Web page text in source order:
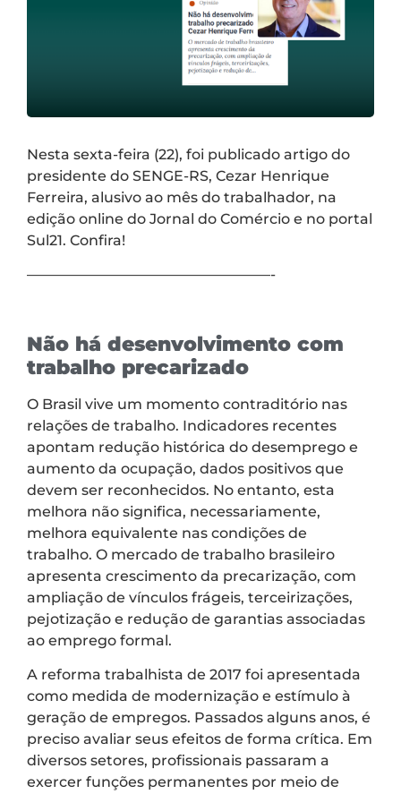
Nesta sexta-feira (22), foi publicado artigo do
presidente do SENGE-RS, Cezar Henrique
Ferreira, alusivo ao mês do trabalhador, na
edição online do Jornal do Comércio e no portal
Sul21. Confira!
—————————————————-
Não há desenvolvimento com
trabalho precarizado
O Brasil vive um momento contraditório nas
relações de trabalho. Indicadores recentes
apontam redução histórica do desemprego e
aumento da ocupação, dados positivos que
devem ser reconhecidos. No entanto, esta
melhora não significa, necessariamente,
melhora equivalente nas condições de
trabalho. O mercado de trabalho brasileiro
apresenta crescimento da precarização, com
ampliação de vínculos frágeis, terceirizações,
pejotização e redução de garantias associadas
ao emprego formal.
A reforma trabalhista de 2017 foi apresentada
como medida de modernização e estímulo à
geração de empregos. Passados alguns anos, é
preciso avaliar seus efeitos de forma crítica. Em
diversos setores, profissionais passaram a
exercer funções permanentes por meio de